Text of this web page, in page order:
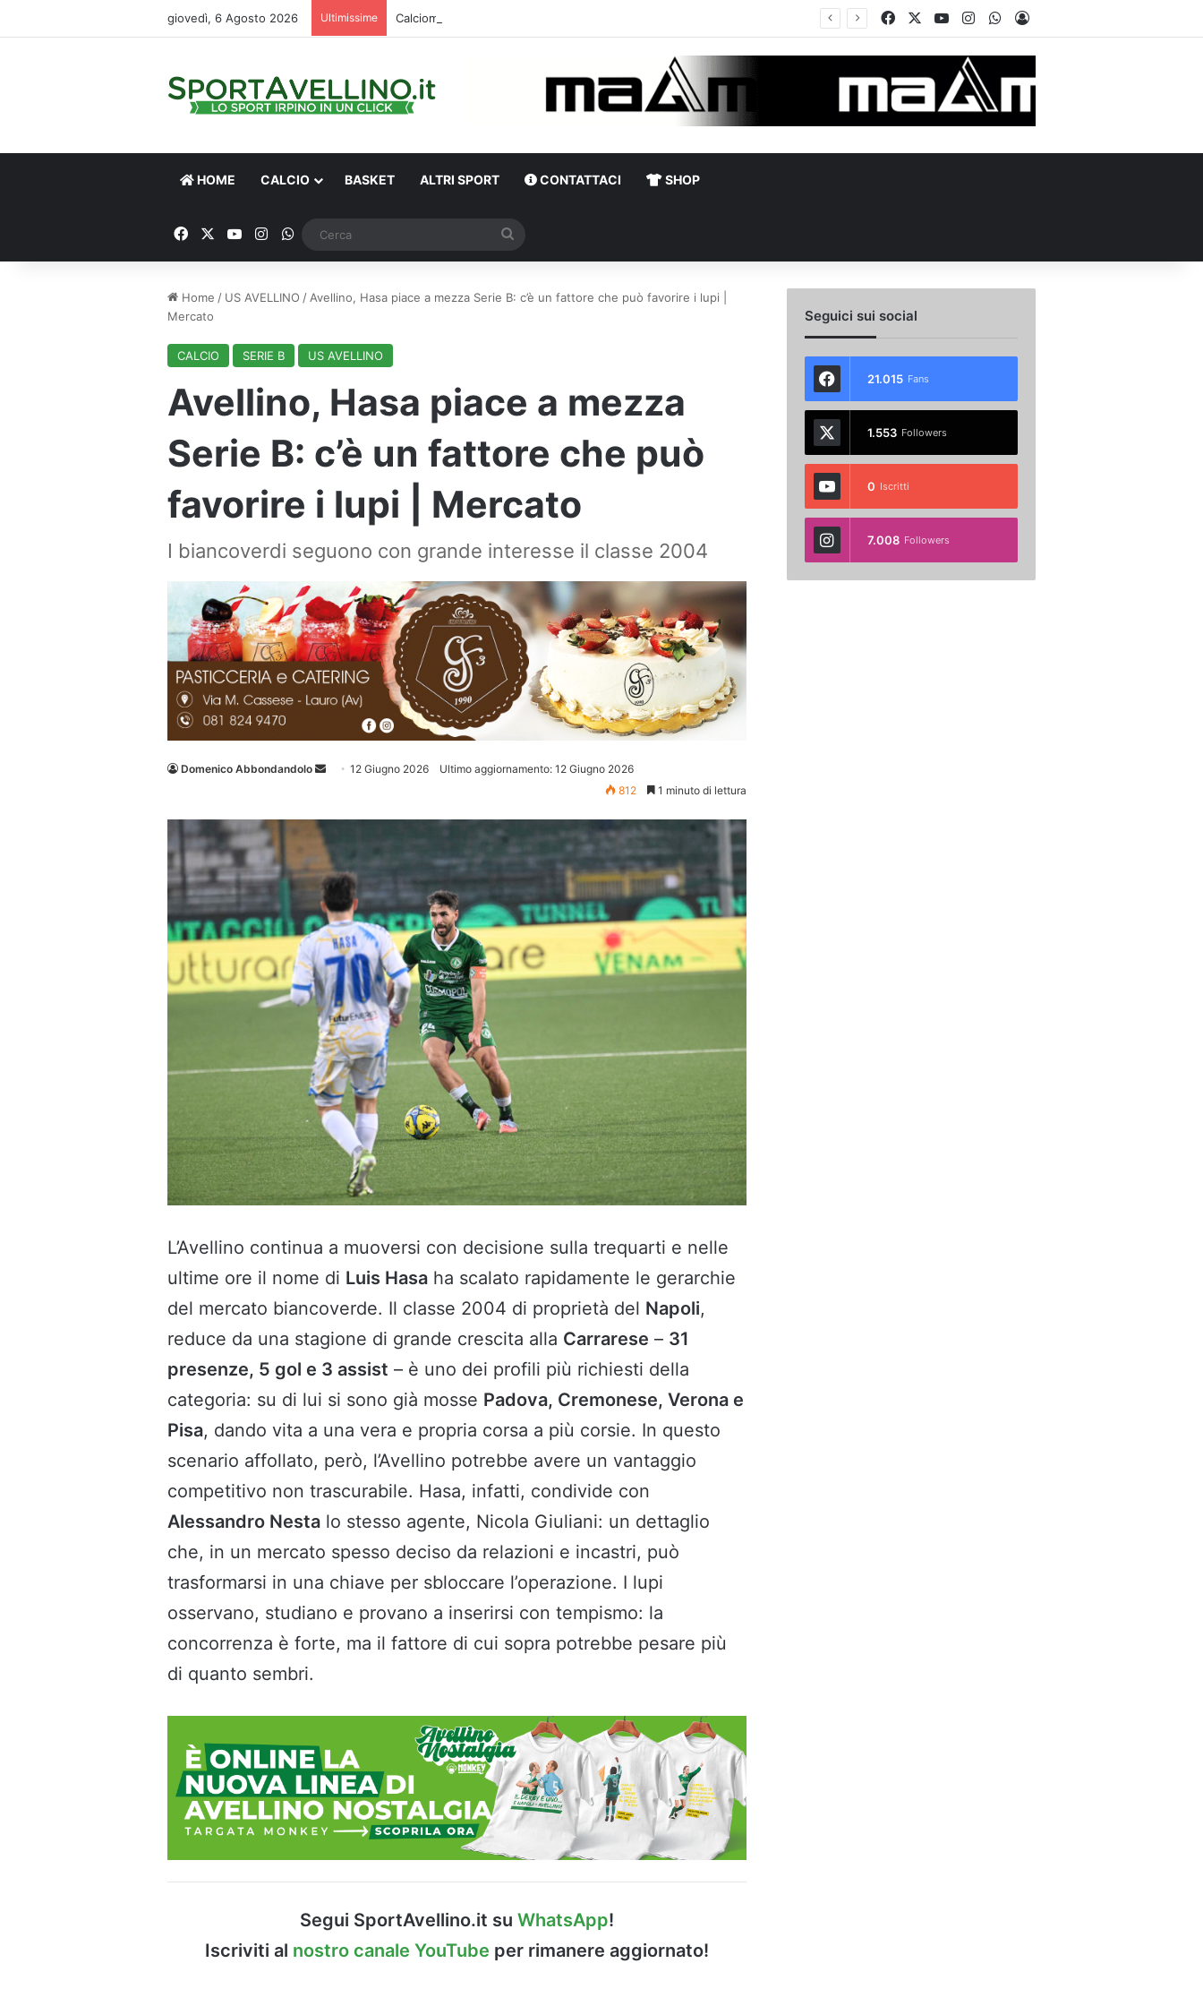
giovedì, 6 Agosto 2026 Ultimissime FacebookYou TubeInstagramWhatsApp
Accedi
HOME CALCIO BASKET ALTRI SPORT CONTATTACI SHOP
FacebookYou TubeInstagram
WhatsApp
Home / US AVELLINO / Avellino, Hasa piace a mezza Serie B: c’è un fattore che può favorire i lupi |
Mercato
CALCIO SERIE B US AVELLINO
Avellino, Hasa piace a mezza
Serie B: c’è un fattore che può
favorire i lupi | Mercato
I biancoverdi seguono con grande interesse il classe 2004
Domenico Abbondandolo
Invia 12 Giugno 2026
Ultimo aggiornamento: 12 Giugno 2026
812
1 minuto di lettura
L’Avellino continua a muoversi con decisione sulla trequarti e nelle
ultime ore il nome di Luis Hasa ha scalato rapidamente le gerarchie
del mercato biancoverde. Il classe 2004 di proprietà del Napoli,
reduce da una stagione di grande crescita alla Carrarese – 31
presenze, 5 gol e 3 assist – è uno dei profili più richiesti della
categoria: su di lui si sono già mosse Padova, Cremonese, Verona e
Pisa, dando vita a una vera e propria corsa a più corsie. In questo
scenario affollato, però, l’Avellino potrebbe avere un vantaggio
competitivo non trascurabile. Hasa, infatti, condivide con
Alessandro Nesta lo stesso agente, Nicola Giuliani: un dettaglio
che, in un mercato spesso deciso da relazioni e incastri, può
trasformarsi in una chiave per sbloccare l’operazione. I lupi
osservano, studiano e provano a inserirsi con tempismo: la
concorrenza è forte, ma il fattore di cui sopra potrebbe pesare più
di quanto sembri.
Segui SportAvellino.it su WhatsApp!
Iscriviti al nostro canale YouTube per rimanere aggiornato!
Seguici sui social
21.015 Fans
1.553 Followers
0 Iscritti
7.008 Followers